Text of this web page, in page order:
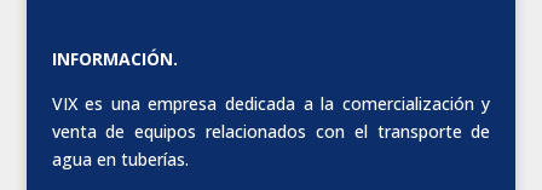
INFORMACIÓN.
VIX es una empresa dedicada a la comercialización y
venta de equipos relacionados con el transporte de
agua en tuberías.